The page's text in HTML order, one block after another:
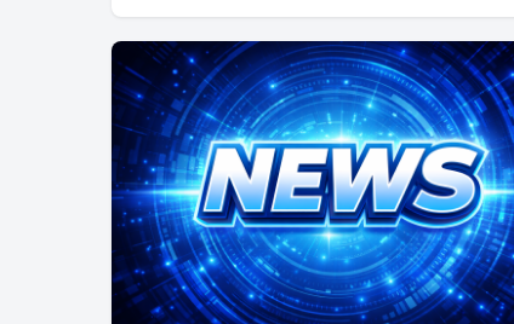
செல்வநாயகத்துடன் உடன்படிக்கை ஒனறை
கைச்சாத்திட்ட பிறகு...